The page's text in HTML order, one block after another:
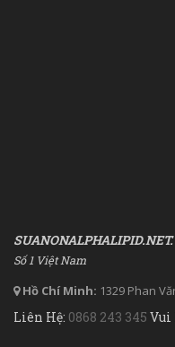
Số 1 Việt Nam
Hồ Chí Minh: 1329 Phan
Liên Hệ: 0868 243 345 Vui